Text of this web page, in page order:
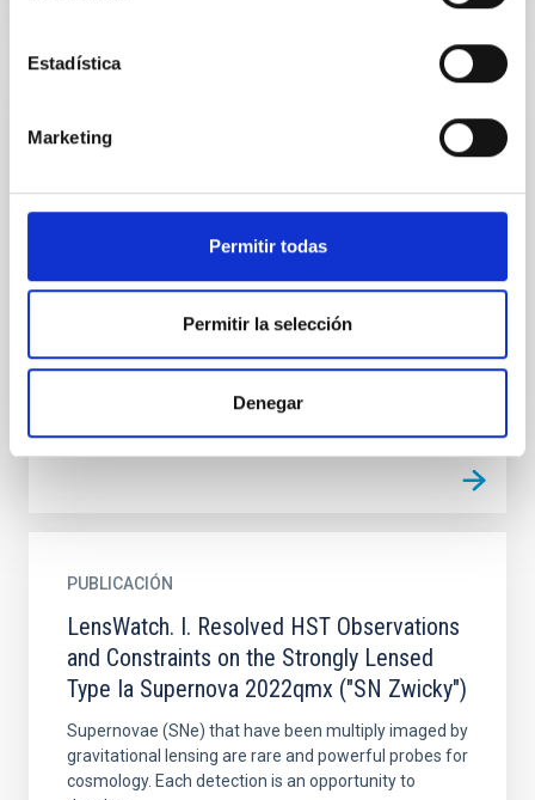
Estadística
Marketing
Permitir todas
Permitir la selección
Denegar
Lensed Type Ia Supernova "Encore" at z =
2: The First Instance of Two Multiply
A bright (m F150W,AB = 24 mag), z = 1.95 supernova
(SN) candidate was discovered in JWST/NIRCam
quintuply imaged...
PUBLICACIÓN
LensWatch. I. Resolved HST Observations
and Constraints on the Strongly Lensed
Type Ia Supernova 2022qmx ("SN Zwicky")
Supernovae (SNe) that have been multiply imaged by
gravitational lensing are rare and powerful probes for
cosmology. Each detection is an opportunity to